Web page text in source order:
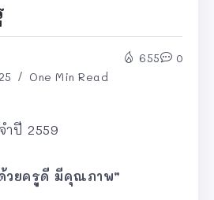
One Min Read
655 0
ปี 2559
วยครูดี มีคุณภาพ”